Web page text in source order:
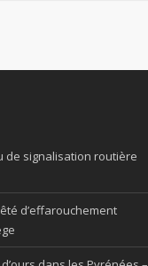
de signalisation routière
d’effarouchement